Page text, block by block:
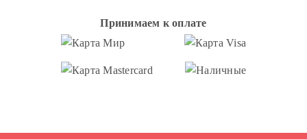
Принимаем к оплате